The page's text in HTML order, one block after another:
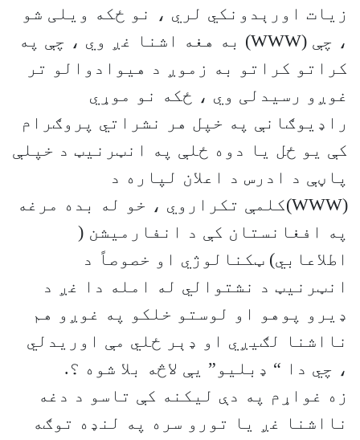
زيات اورېدونکي لري ، نو ځکه ويلی شو
، چې (WWW) به هغه اشنا غږ وي ، چې په
کراتو کراتو به زموږ د هيوادوالو تر
غوږو رسيدلی وي ، ځکه نو موړي
راډيوګانې په خپل هر نشراتي پروګرام
کې يو ځل يا دوه ځلې په انټرنيټ د خپلې
پاڼې د ادرس د اعلان لپاره د
(WWW)کلمې تکراروي ، خو له بده مرغه
په افغانستان کې د انفارميشن (
اطلاعابي) ټکنالوژي او خصوصاً د
انټرنيټ د نشتوالي له امله دا غږ د
ډيرو پوهو او لوستو خلکو په غوږو هم
نااشنا لګيږي او ډېر ځلي مې اوريدلي
، چي دا “ ډبليو” يې لاڅه بلا شوه ؟.
زه غواړم په دې ليکنه کې تاسو د دغه
نااشنا غږ يا تورو سره په لنډه توګه